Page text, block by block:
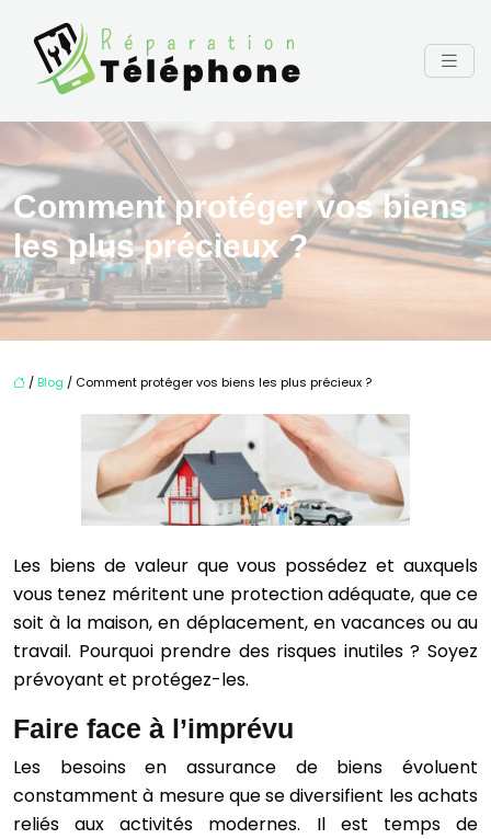
Comment protéger vos biens
les plus précieux ?
/ Blog / Comment protéger vos biens les plus précieux ?
Les biens de valeur que vous possédez et auxquels
vous tenez méritent une protection adéquate, que ce
soit à la maison, en déplacement, en vacances ou au
travail. Pourquoi prendre des risques inutiles ? Soyez
prévoyant et protégez-les.
Faire face à l’imprévu
Les besoins en assurance de biens évoluent
constamment à mesure que se diversifient les achats
reliés aux activités modernes. Il est temps de